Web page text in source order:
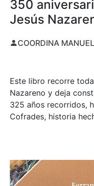
350
Jesús
COORDINA
Este libro recorre
Nazareno y deja
325 años recorridos,
Cofrades, historia